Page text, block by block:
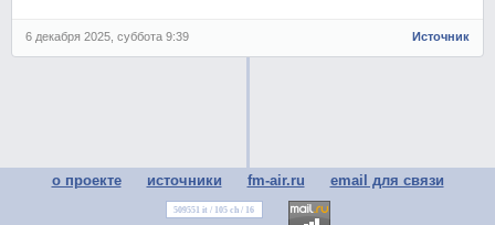
6 декабря 2025, суббота 9:39 Источник
о проекте источники fm-air.ru email для связи
509551 it / 105 ch / 16